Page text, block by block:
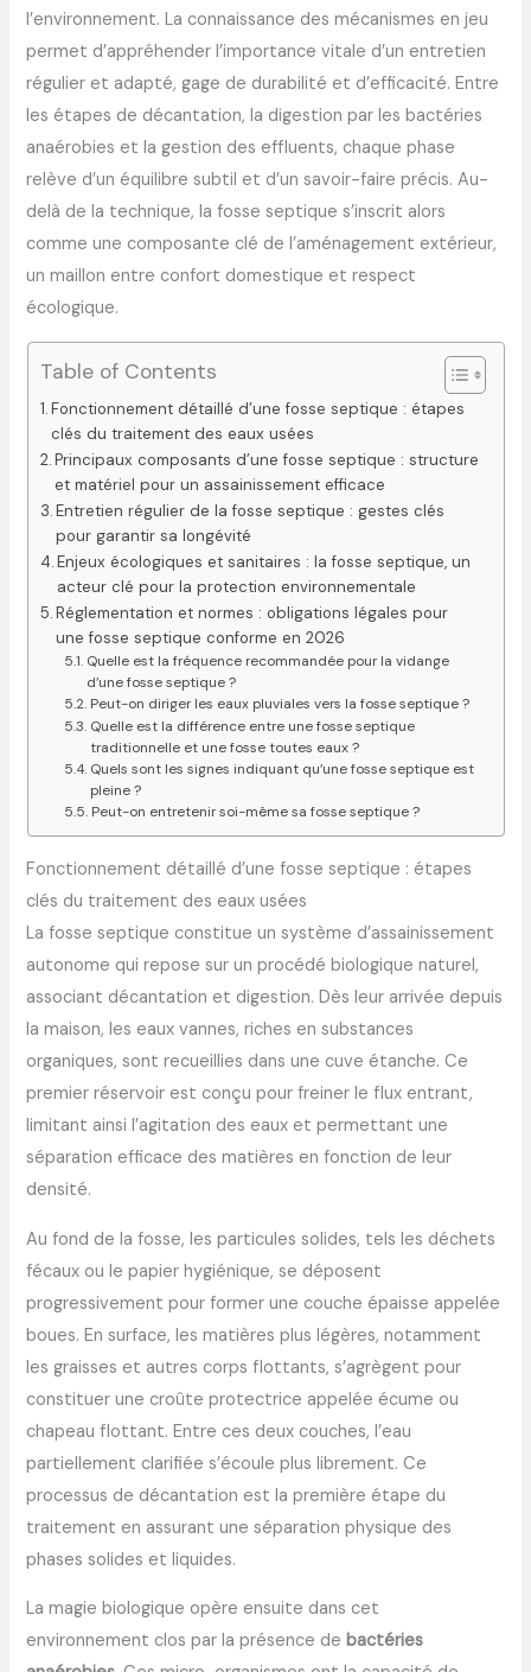
l’environnement. La connaissance des mécanismes en jeu
permet d’appréhender l’importance vitale d’un entretien
régulier et adapté, gage de durabilité et d’efficacité. Entre
les étapes de décantation, la digestion par les bactéries
anaérobies et la gestion des effluents, chaque phase
relève d’un équilibre subtil et d’un savoir-faire précis. Au-
delà de la technique, la fosse septique s’inscrit alors
comme une composante clé de l’aménagement extérieur,
un maillon entre confort domestique et respect
écologique.
Table of Contents
Fonctionnement détaillé d’une fosse septique : étapes
clés du traitement des eaux usées
Principaux composants d’une fosse septique : structure
et matériel pour un assainissement efficace
Entretien régulier de la fosse septique : gestes clés
pour garantir sa longévité
Enjeux écologiques et sanitaires : la fosse septique, un
acteur clé pour la protection environnementale
Réglementation et normes : obligations légales pour
une fosse septique conforme en 2026
Quelle est la fréquence recommandée pour la vidange
d’une fosse septique ?
Peut-on diriger les eaux pluviales vers la fosse septique ?
Quelle est la différence entre une fosse septique
traditionnelle et une fosse toutes eaux ?
Quels sont les signes indiquant qu’une fosse septique est
pleine ?
Peut-on entretenir soi-même sa fosse septique ?
Fonctionnement détaillé d’une fosse septique : étapes
clés du traitement des eaux usées
La fosse septique constitue un système d’assainissement
autonome qui repose sur un procédé biologique naturel,
associant décantation et digestion. Dès leur arrivée depuis
la maison, les eaux vannes, riches en substances
organiques, sont recueillies dans une cuve étanche. Ce
premier réservoir est conçu pour freiner le flux entrant,
limitant ainsi l’agitation des eaux et permettant une
séparation efficace des matières en fonction de leur
densité.
Au fond de la fosse, les particules solides, tels les déchets
fécaux ou le papier hygiénique, se déposent
progressivement pour former une couche épaisse appelée
boues. En surface, les matières plus légères, notamment
les graisses et autres corps flottants, s’agrègent pour
constituer une croûte protectrice appelée écume ou
chapeau flottant. Entre ces deux couches, l’eau
partiellement clarifiée s’écoule plus librement. Ce
processus de décantation est la première étape du
traitement en assurant une séparation physique des
phases solides et liquides.
La magie biologique opère ensuite dans cet
environnement clos par la présence debactéries